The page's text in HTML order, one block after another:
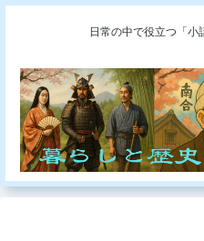
日常の中で役立つ「小